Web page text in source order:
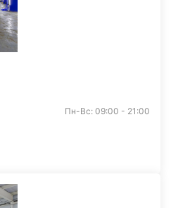
Пн-Вс: 09:00 - 21:00